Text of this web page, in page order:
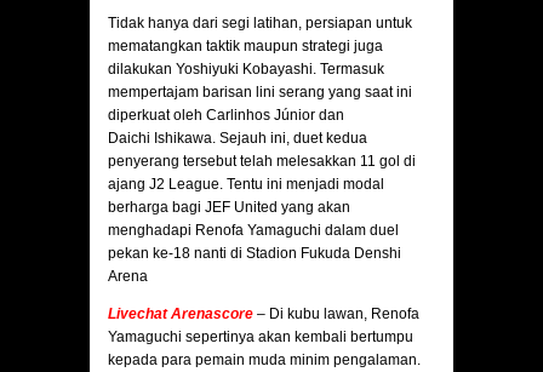
Tidak hanya dari segi latihan, persiapan untuk
mematangkan taktik maupun strategi juga
dilakukan Yoshiyuki Kobayashi. Termasuk
mempertajam barisan lini serang yang saat ini
diperkuat oleh Carlinhos Júnior dan
Daichi Ishikawa. Sejauh ini, duet kedua
penyerang tersebut telah melesakkan 11 gol di
ajang J2 League. Tentu ini menjadi modal
berharga bagi JEF United yang akan
menghadapi Renofa Yamaguchi dalam duel
pekan ke-18 nanti di Stadion Fukuda Denshi
Arena
Livechat Arenascore – Di kubu lawan, Renofa
Yamaguchi sepertinya akan kembali bertumpu
kepada para pemain muda minim pengalaman.